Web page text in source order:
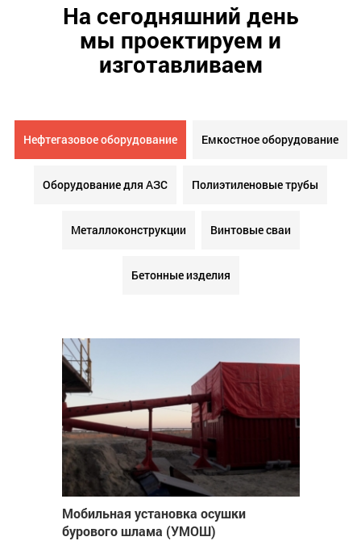
На сегодняшний день
мы проектируем и
изготавливаем
Нефтегазовое оборудование Емкостное оборудование
Оборудование для АЗС Полиэтиленовые трубы
Металлоконструкции Винтовые сваи
Бетонные изделия
Мобильная установка осушки
бурового шлама (УМОШ)